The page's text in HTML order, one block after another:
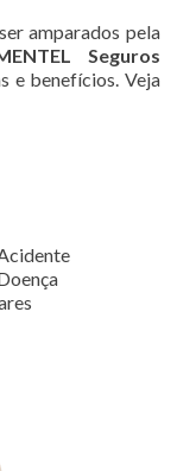
amparados pela
Seguros
e benefícios. Veja